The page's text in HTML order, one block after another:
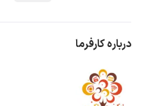
درباره کارفرما